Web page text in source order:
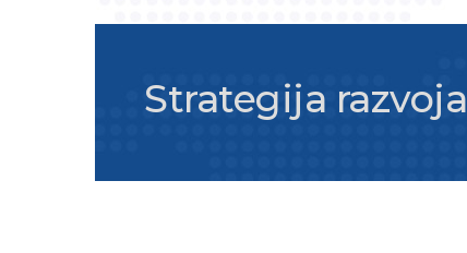
Strategija razvoja